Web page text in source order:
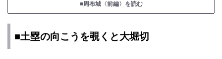
■周布城〈前編〉を読む
■土塁の向こうを覗くと大堀切